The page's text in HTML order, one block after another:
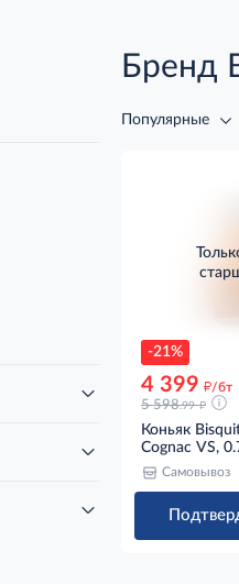
Бренд
Популярные
-21%
4 399 д/бт
5 598.99 д
Коньяк
Cognac VS,
Самовывоз